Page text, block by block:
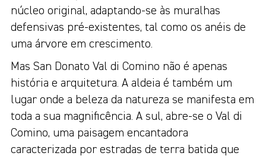
núcleo original, adaptando-se às muralhas
defensivas pré-existentes, tal como os anéis de
uma árvore em crescimento.
Mas San Donato Val di Comino não é apenas
história e arquitetura. A aldeia é também um
lugar onde a beleza da natureza se manifesta em
toda a sua magnificência. A sul, abre-se o Val di
Comino, uma paisagem encantadora
caracterizada por estradas de terra batida que